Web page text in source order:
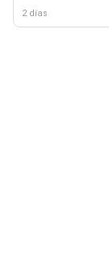
2 días